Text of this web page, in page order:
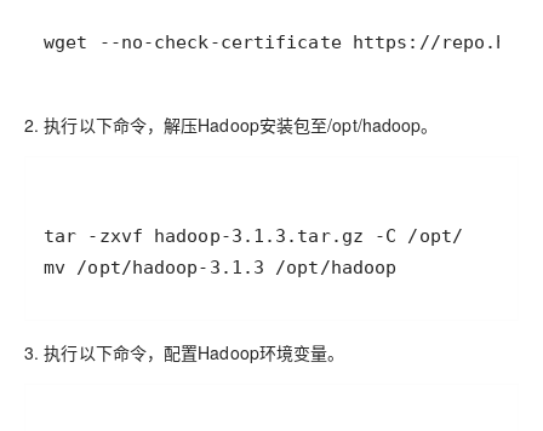
2. 执行以下命令，解压Hadoop安装包至/opt/hadoop。
3. 执行以下命令，配置Hadoop环境变量。